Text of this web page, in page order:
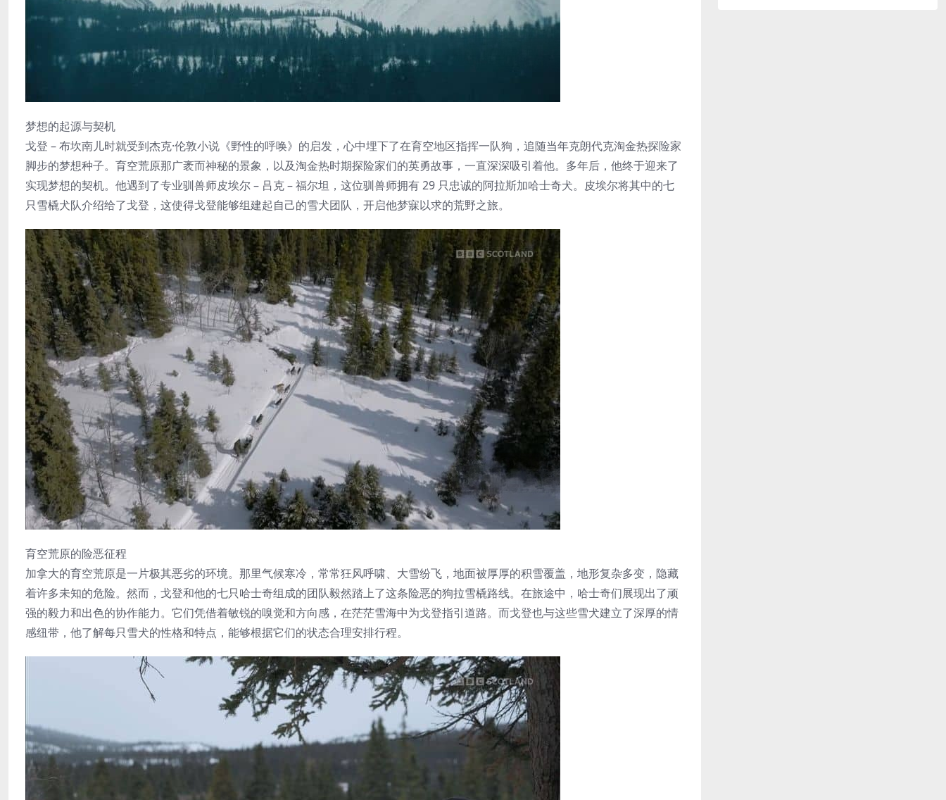
梦想的起源与契机
戈登 – 布坎南儿时就受到杰克·伦敦小说《野性的呼唤》的启发，心中埋下了在育空地区指挥一队狗，追随当年克朗代克淘金热探险家
脚步的梦想种子。育空荒原那广袤而神秘的景象，以及淘金热时期探险家们的英勇故事，一直深深吸引着他。多年后，他终于迎来了
实现梦想的契机。他遇到了专业驯兽师皮埃尔 – 吕克 – 福尔坦，这位驯兽师拥有 29 只忠诚的阿拉斯加哈士奇犬。皮埃尔将其中的七
只雪橇犬队介绍给了戈登，这使得戈登能够组建起自己的雪犬团队，开启他梦寐以求的荒野之旅。
育空荒原的险恶征程
加拿大的育空荒原是一片极其恶劣的环境。那里气候寒冷，常常狂风呼啸、大雪纷飞，地面被厚厚的积雪覆盖，地形复杂多变，隐藏
着许多未知的危险。然而，戈登和他的七只哈士奇组成的团队毅然踏上了这条险恶的狗拉雪橇路线。在旅途中，哈士奇们展现出了顽
强的毅力和出色的协作能力。它们凭借着敏锐的嗅觉和方向感，在茫茫雪海中为戈登指引道路。而戈登也与这些雪犬建立了深厚的情
感纽带，他了解每只雪犬的性格和特点，能够根据它们的状态合理安排行程。